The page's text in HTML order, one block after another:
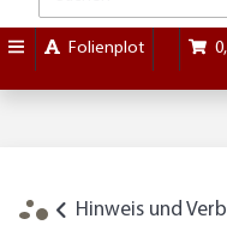
Folienplot
Hinweis und